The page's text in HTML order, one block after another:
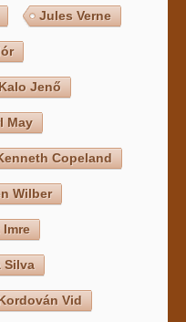
Jules Verne
Jenő
May
Copeland
Wilber
Imre
Silva
Vid